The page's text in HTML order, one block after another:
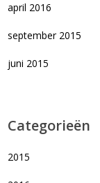
april 2016
september 2015
juni 2015
Categorieën
2015